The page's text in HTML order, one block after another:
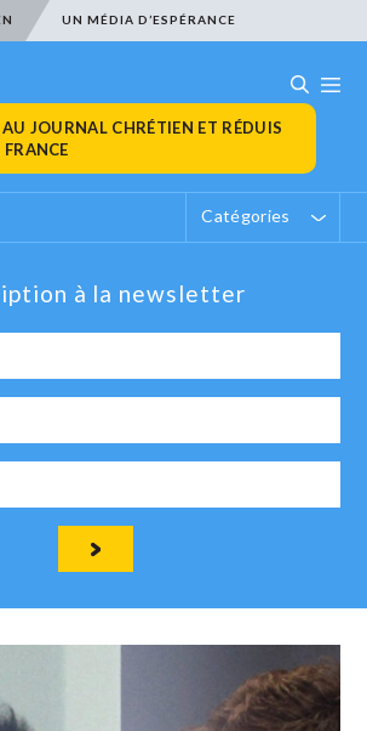
UN MÉDIA D’ESPÉRANCE
JOURNAL CHRÉTIEN ET RÉDUIS
Catégories
à la newsletter